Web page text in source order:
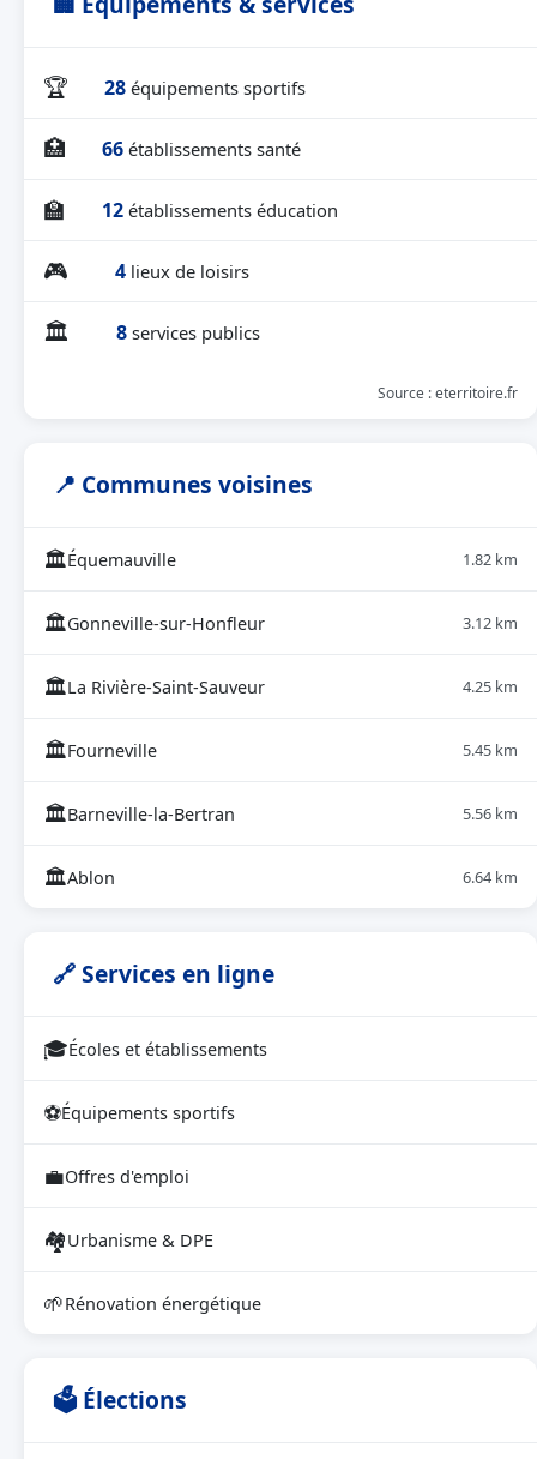
🏆 28 équipements sportifs
🏥 66 établissements santé
🏫 12 établissements éducation
🎮 4 lieux de loisirs
🏛 8 services publics
Source : eterritoire.fr
📍 Communes voisines
🏛Équemauville 1.82 km
🏛Gonneville-sur-Honfleur 3.12 km
🏛La Rivière-Saint-Sauveur 4.25 km
🏛Fourneville 5.45 km
🏛Barneville-la-Bertran 5.56 km
🏛Ablon 6.64 km
🔗 Services en ligne
🎓Écoles et établissements
⚽Équipements sportifs
💼Offres d'emploi
🏘Urbanisme & DPE
🌱Rénovation énergétique
🗳 Élections